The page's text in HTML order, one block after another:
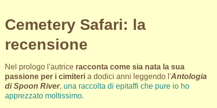
Cemetery Safari: la
recensione
Nel prologo l'autrice racconta come sia nata la sua
passione per i cimiteri a dodici anni leggendo l'Antologia
di Spoon River, una raccolta di epitaffi che pure io ho
apprezzato moltissimo.